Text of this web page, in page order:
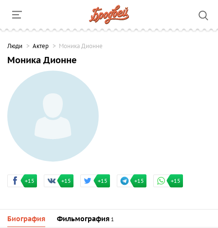
Люди Актер Моника Дионне
Моника Дионне
+15 +15 +15 +15 +15
Биография Фильмография 1